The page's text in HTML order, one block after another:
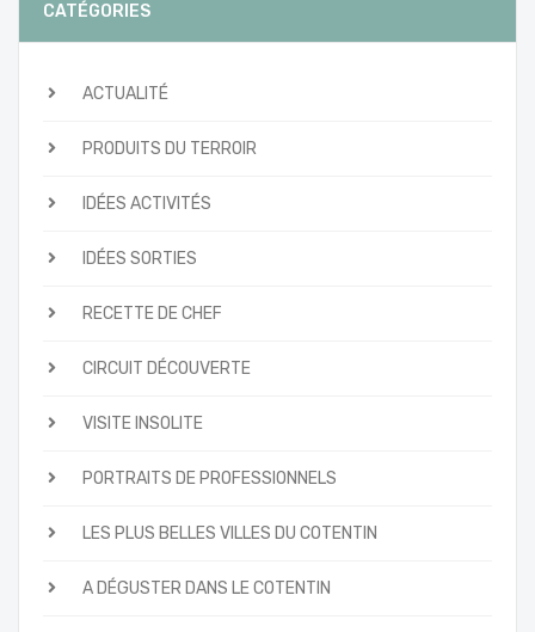
CATÉGORIES
ACTUALITÉ
PRODUITS DU TERROIR
IDÉES ACTIVITÉS
IDÉES SORTIES
RECETTE DE CHEF
CIRCUIT DÉCOUVERTE
VISITE INSOLITE
PORTRAITS DE PROFESSIONNELS
LES PLUS BELLES VILLES DU COTENTIN
A DÉGUSTER DANS LE COTENTIN